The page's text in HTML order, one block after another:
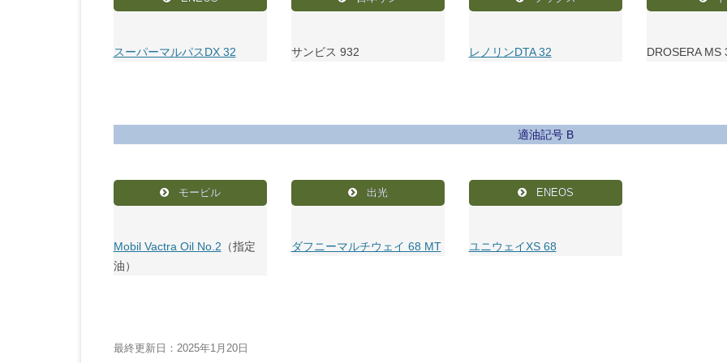
スーパーマルパスDX 32 サンビス 932 レノリンDTA 32 DROSERA MS
適油記号 B
モービル
Mobil Vactra Oil No.2 （指定
油）
出光
ダフニーマルチウェイ 68 MT
ENEOS
ユニウェイXS 68
最終更新日：2025年1月20日